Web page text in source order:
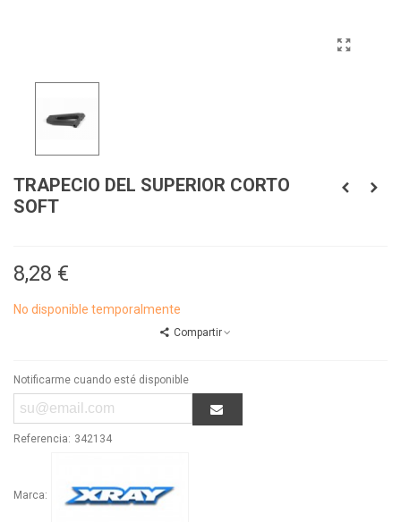
TRAPECIO DEL SUPERIOR CORTO
SOFT
8,28 €
No disponible temporalmente
Compartir
Notificarme cuando esté disponible
Referencia: 342134
Marca: